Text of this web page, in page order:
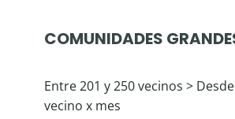
COMUNIDADES
Entre 201 y 250 vecinos >
vecino x mes